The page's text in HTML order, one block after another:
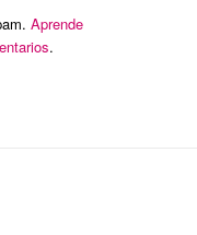
Aprende
.